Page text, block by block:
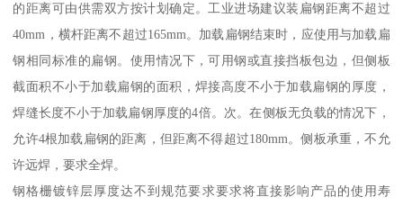
的距离可由供需双方按计划确定。工业进场建议装扁钢距离不超过
40mm，横杆距离不超过165mm。加载扁钢结束时，应使用与加载扁
钢相同标准的扁钢。使用情况下，可用钢或直接挡板包边，但侧板
截面积不小于加载扁钢的面积，焊接高度不小于加载扁钢的厚度，
焊缝长度不小于加载扁钢厚度的4倍。次。在侧板无负载的情况下，
允许4根加载扁钢的距离，但距离不得超过180mm。侧板承重，不允
许远焊，要求全焊。
钢格栅镀锌层厚度达不到规范要求要求将直接影响产品的使用寿